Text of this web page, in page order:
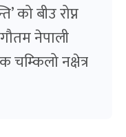
को बीउ रोप्न
नेपाली
चम्किलो नक्षेत्र